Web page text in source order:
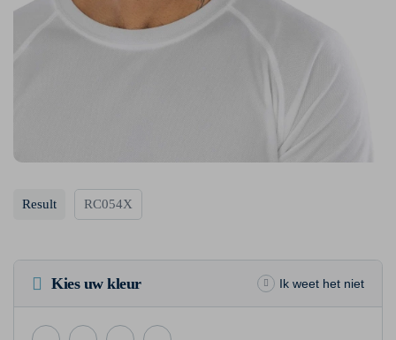
Result RC054X
Kies uw kleur Ik weet het niet